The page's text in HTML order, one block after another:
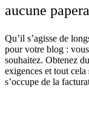
aucune
Qu’il s’agisse de
pour votre blog :
souhaitez. Obtenez
exigences et tout cela
s’occupe de la